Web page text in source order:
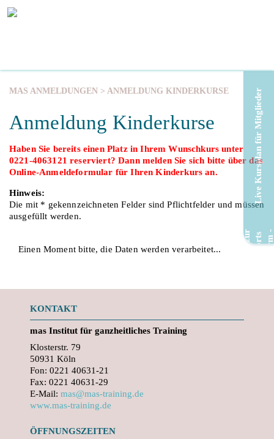
MAS ANMELDUNGEN > ANMELDUNG KINDERKURSE
Anmeldung Kinderkurse
Haben Sie bereits einen Platz in Ihrem Wunschkurs unter
0221-4063121 reserviert? Dann melden Sie sich bitte über das
Online-Anmeldeformular für Ihren Kinderkurs an.
Hinweis:
Die mit * gekennzeichneten Felder sind Pflichtfelder und müssen
ausgefüllt werden.
Einen Moment bitte, die Daten werden verarbeitet...
KONTAKT
mas Institut für ganzheitliches Training
Klosterstr. 79
50931 Köln
Fon: 0221 40631-21
Fax: 0221 40631-29
E-Mail: mas@mas-training.de
www.mas-training.de
ÖFFNUNGSZEITEN
Live Kursplan für Mitglieder